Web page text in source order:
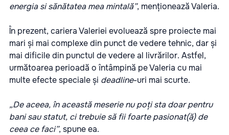
energia si sănătatea mea mintală”, menționează Valeria.
În prezent, cariera Valeriei evoluează spre proiecte mai
mari și mai complexe din punct de vedere tehnic, dar și
mai dificile din punctul de vedere al livrărilor. Astfel,
următoarea perioadă o întâmpină pe Valeria cu mai
multe efecte speciale și deadline-uri mai scurte.
„De aceea, în această meserie nu poți sta doar pentru
bani sau statut, ci trebuie să fii foarte pasionat(ă) de
ceea ce faci”, spune ea.